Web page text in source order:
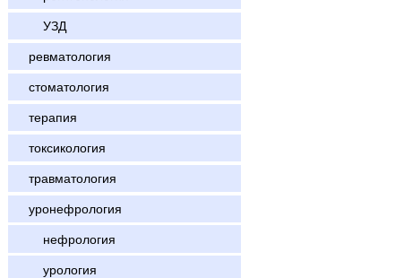
УЗД
ревматология
стоматология
терапия
токсикология
травматология
уронефрология
нефрология
урология